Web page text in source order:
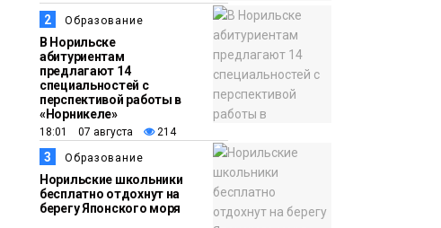
13:59
Новости
«Домик Хоббитов» и
«Самолёт в облаках»
появятся в Кайеркане
13:08
Новости
Предстоящие
выходные в
Норильске будут
зябкими, пасмурными
и дождливыми
2 Образование
В Норильске
абитуриентам
предлагают 14
специальностей с
перспективой работы в
«Норникеле»
18:01 07 августа 214
3 Образование
Норильские школьники
бесплатно отдохнут на
берегу Японского моря